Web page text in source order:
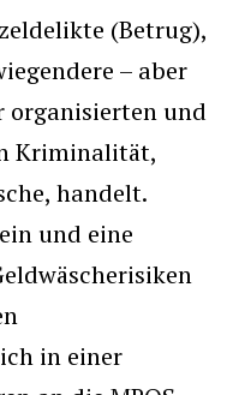
(Betrug),
– aber
organisierten und
Kriminalität,
handelt.
und eine
in einer